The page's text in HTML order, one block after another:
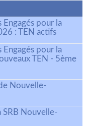
Engagés pour la
: TEN actifs
Engagés pour la
TEN - 5ème
Nouvelle-
SRB Nouvelle-